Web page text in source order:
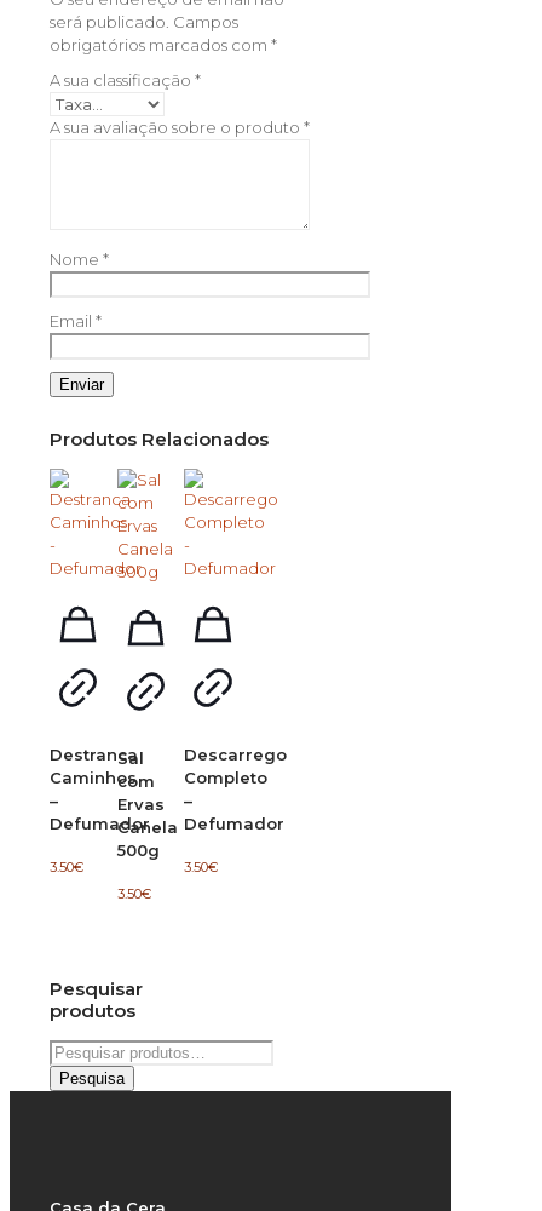
será publicado. Campos
obrigatórios marcados com *
A sua classificação *
A sua avaliação sobre o produto *
Nome *
Email *
Produtos Relacionados
Destranca
Caminhos
–
Defumador
3.50€
Sal
com
Ervas
Canela
500g
3.50€
Descarrego
Completo
–
Defumador
3.50€
Pesquisar
produtos
Pesquisar
por:
Pesquisa